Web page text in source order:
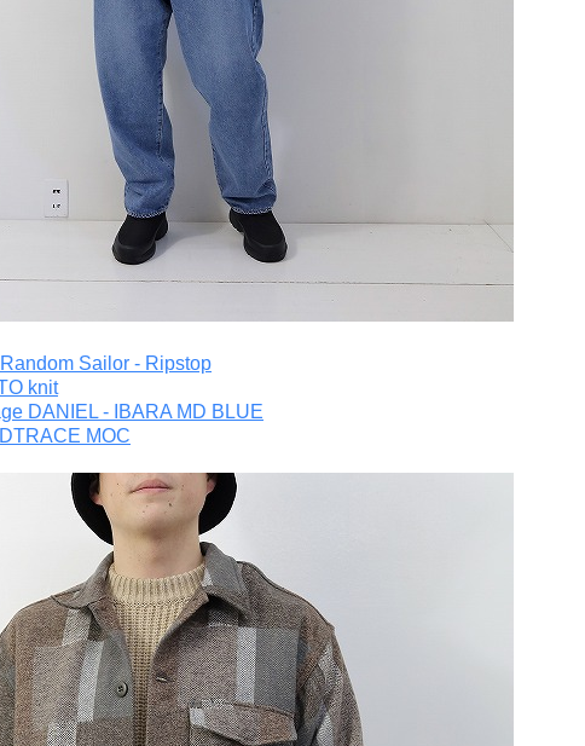
Sailor - Ripstop
knit
DANIEL - IBARA MD BLUE
MOC